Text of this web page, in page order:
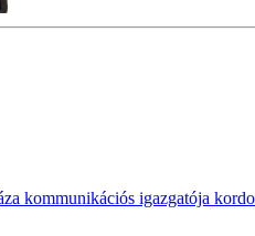
kommunikációs igazgatója